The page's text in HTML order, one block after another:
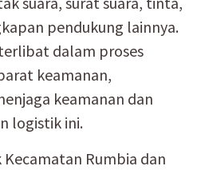
pendukung lainnya.
dalam proses
keamanan,
keamanan dan
logistik ini.
Rumbia dan